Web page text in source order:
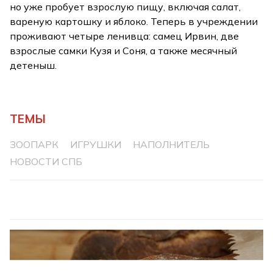
но уже пробует взрослую пищу, включая салат,
вареную картошку и яблоко. Теперь в учреждении
проживают четыре ленивца: самец Ирвин, две
взрослые самки Кузя и Соня, а также месячный
детеныш.
ТЕМЫ
ЗООПАРК ИГРУШКИ
НАПОЛНИТЕЛЬ
НОВОСТИ СПБ